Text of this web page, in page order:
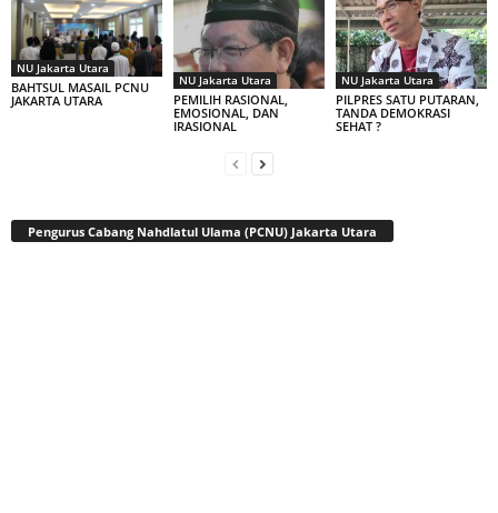
NU Jakarta Utara
BAHTSUL MASAIL PCNU
JAKARTA UTARA
NU Jakarta Utara
PEMILIH RASIONAL,
EMOSIONAL, DAN
IRASIONAL
NU Jakarta Utara
PILPRES SATU PUTARAN,
TANDA DEMOKRASI
SEHAT ?
Pengurus Cabang Nahdlatul Ulama (PCNU) Jakarta Utara